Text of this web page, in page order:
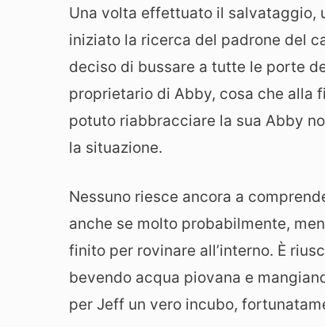
Una volta effettuato il salvataggio,
iniziato la ricerca del padrone del
deciso di bussare a tutte le porte
proprietario di Abby, cosa che alla
potuto riabbracciare la sua Abby
la situazione.
Nessuno riesce ancora a
anche se molto probabilmente,
finito per rovinare all’interno. È
bevendo acqua piovana e
per Jeff un vero incubo,